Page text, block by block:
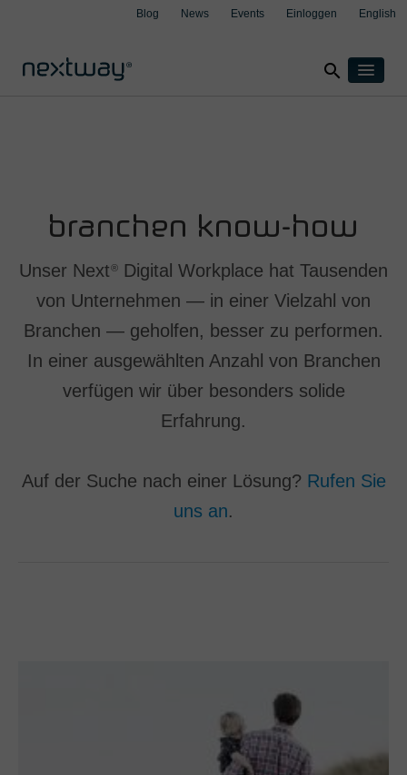
Blog News Events English
Einloggen
Versicherung
Aspect4
Andere
Nach Geschäftsanforderungen
Über uns
Support
Kontakt
search
branchen know-how
Unser Next®
Digital Workplace hat Tausenden
von Unternehmen — in einer Vielzahl von
Branchen — geholfen, besser zu performen.
In einer ausgewählten Anzahl von Branchen
verfügen wir über besonders solide
Erfahrung.
Auf der Suche nach einer Lösung? Rufen Sie
uns an.